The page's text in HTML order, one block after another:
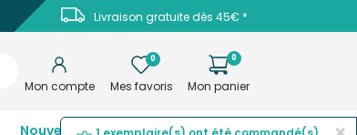
Livraison gratuite dès 45€ *
Mon compte
0
Mes favoris
0
Mon panier
Nouveautés Top ventesPromotions